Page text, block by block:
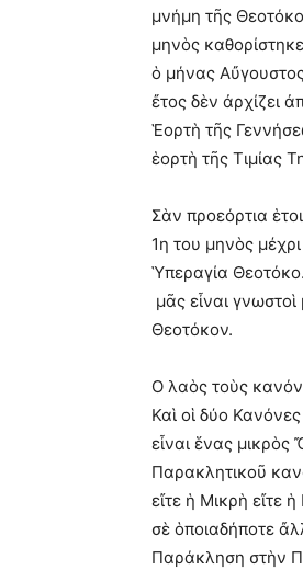
μνήμη τῆς
μηνὸς
ὁ μήνας Αὔγουστος
ἔτος δὲν ἀρχίζει
Ἑορτὴ τῆς
ἑορτὴ τῆς Τιμίας
Σὰν προεόρτια
1η του μηνὸς
Ὑπεραγία
μᾶς εἶναι
Θεοτόκον.
Ο λαὸς τοὺς
Καὶ οἱ δύο
εἶναι ἕνας
Παρακλητικοῦ
εἴτε ἡ Μικρὴ εἴτε
σὲ ὁποιαδήποτε
Παράκληση στὴν